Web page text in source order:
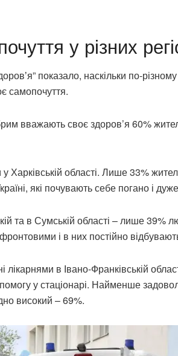
у різних
показало, наскільки по-
самопочуття.
вважають своє здоров’я 60%
у Харківській області. Лише 33%
які почувають себе погано і
та в Сумській області – лише 39%
і в них постійно
лікарнями в Івано-Франківській
у стаціонарі. Найменше
високий – 69%.